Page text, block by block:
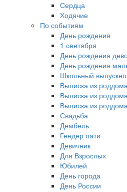
Сердца
Ходячие
По событиям
День рождения
1 сентября
День рождения
День рождения
Школьный
Выписка из
Выписка из
Выписка из
Свадьба
Дембель
Гендер пати
Девичник
Для Взрослых
Юбилей
День города
День России